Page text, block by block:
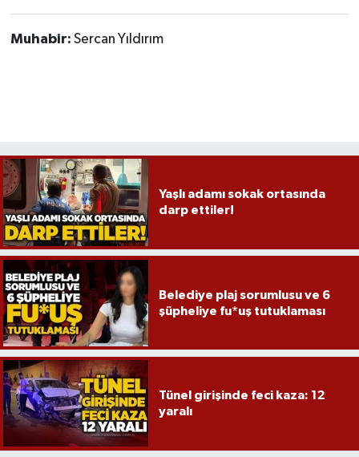
Muhabir: Sercan Yıldırım
Yaşlı adamı sokak ortasında
darp ettiler!
Belediye plaj sorumlusu ve 6
şüpheliye fu*uş tutuklaması
Tünel girişinde feci kaza: 12
yaralı